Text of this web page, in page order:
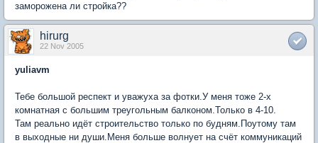
заморожена ли стройка??
hirurg
22 Nov 2005
yuliavm
Тебе большой респект и уважуха за фотки.У меня тоже 2-х
комнатная с большим треугольным балконом.Только в 4-10.
Там реально идёт строительство только по будням.Поутому там
в выходные ни души.Меня больше волнует на счёт коммуникаций